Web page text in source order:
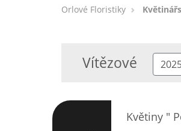
Orlové Floristiky
Vítězové
Květiny "